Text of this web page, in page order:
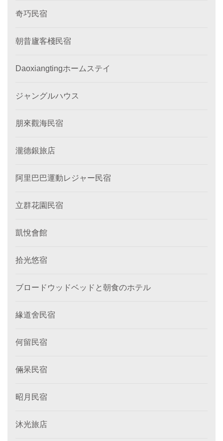
奇巧民宿
朝昔廬客棧民宿
Daoxiangtingホームステイ
ジャングルハウス
朋來觀海民宿
瀧德銀旅店
阿里巴巴運動レジャー民宿
立群花園民宿
凱悅會館
拾光悠宿
ブロードウッドベッドと朝食のホテル
緣道舍民宿
何留民宿
倆呆民宿
昭月民宿
沐光旅店